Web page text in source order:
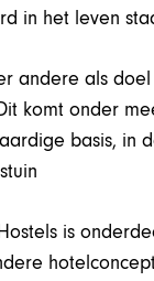
in het leven
andere als
komt onder
basis, in
is